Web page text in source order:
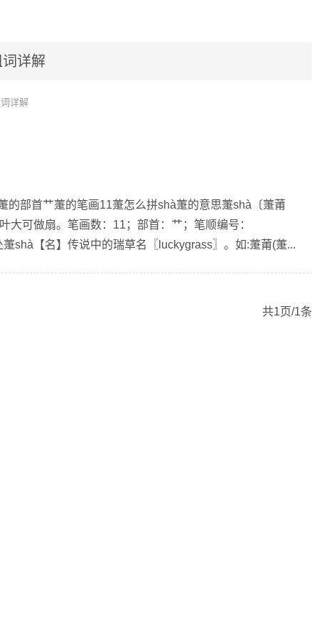
详解
详解
的部首艹萐的笔画11萐怎么拼shà萐的意思萐shà〔萐莆
大可做扇。笔画数：11；部首：艹；笔顺编号：
shà【名】传说中的瑞草名〖luckygrass〗。如:萐莆(萐...
共1页/1条